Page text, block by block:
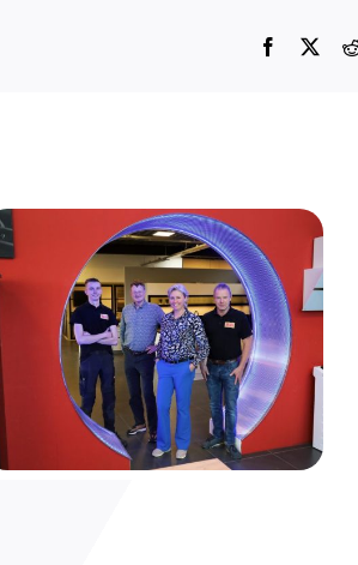
Facebook
X
Euroline Logistiek als
keuken
distributiepartner van
Tuijp Keuken & Bad